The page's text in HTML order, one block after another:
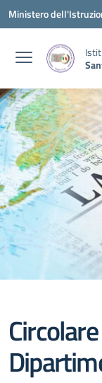
Vai ai contenuti
Vai al menu di
Vai al footer
Ministero